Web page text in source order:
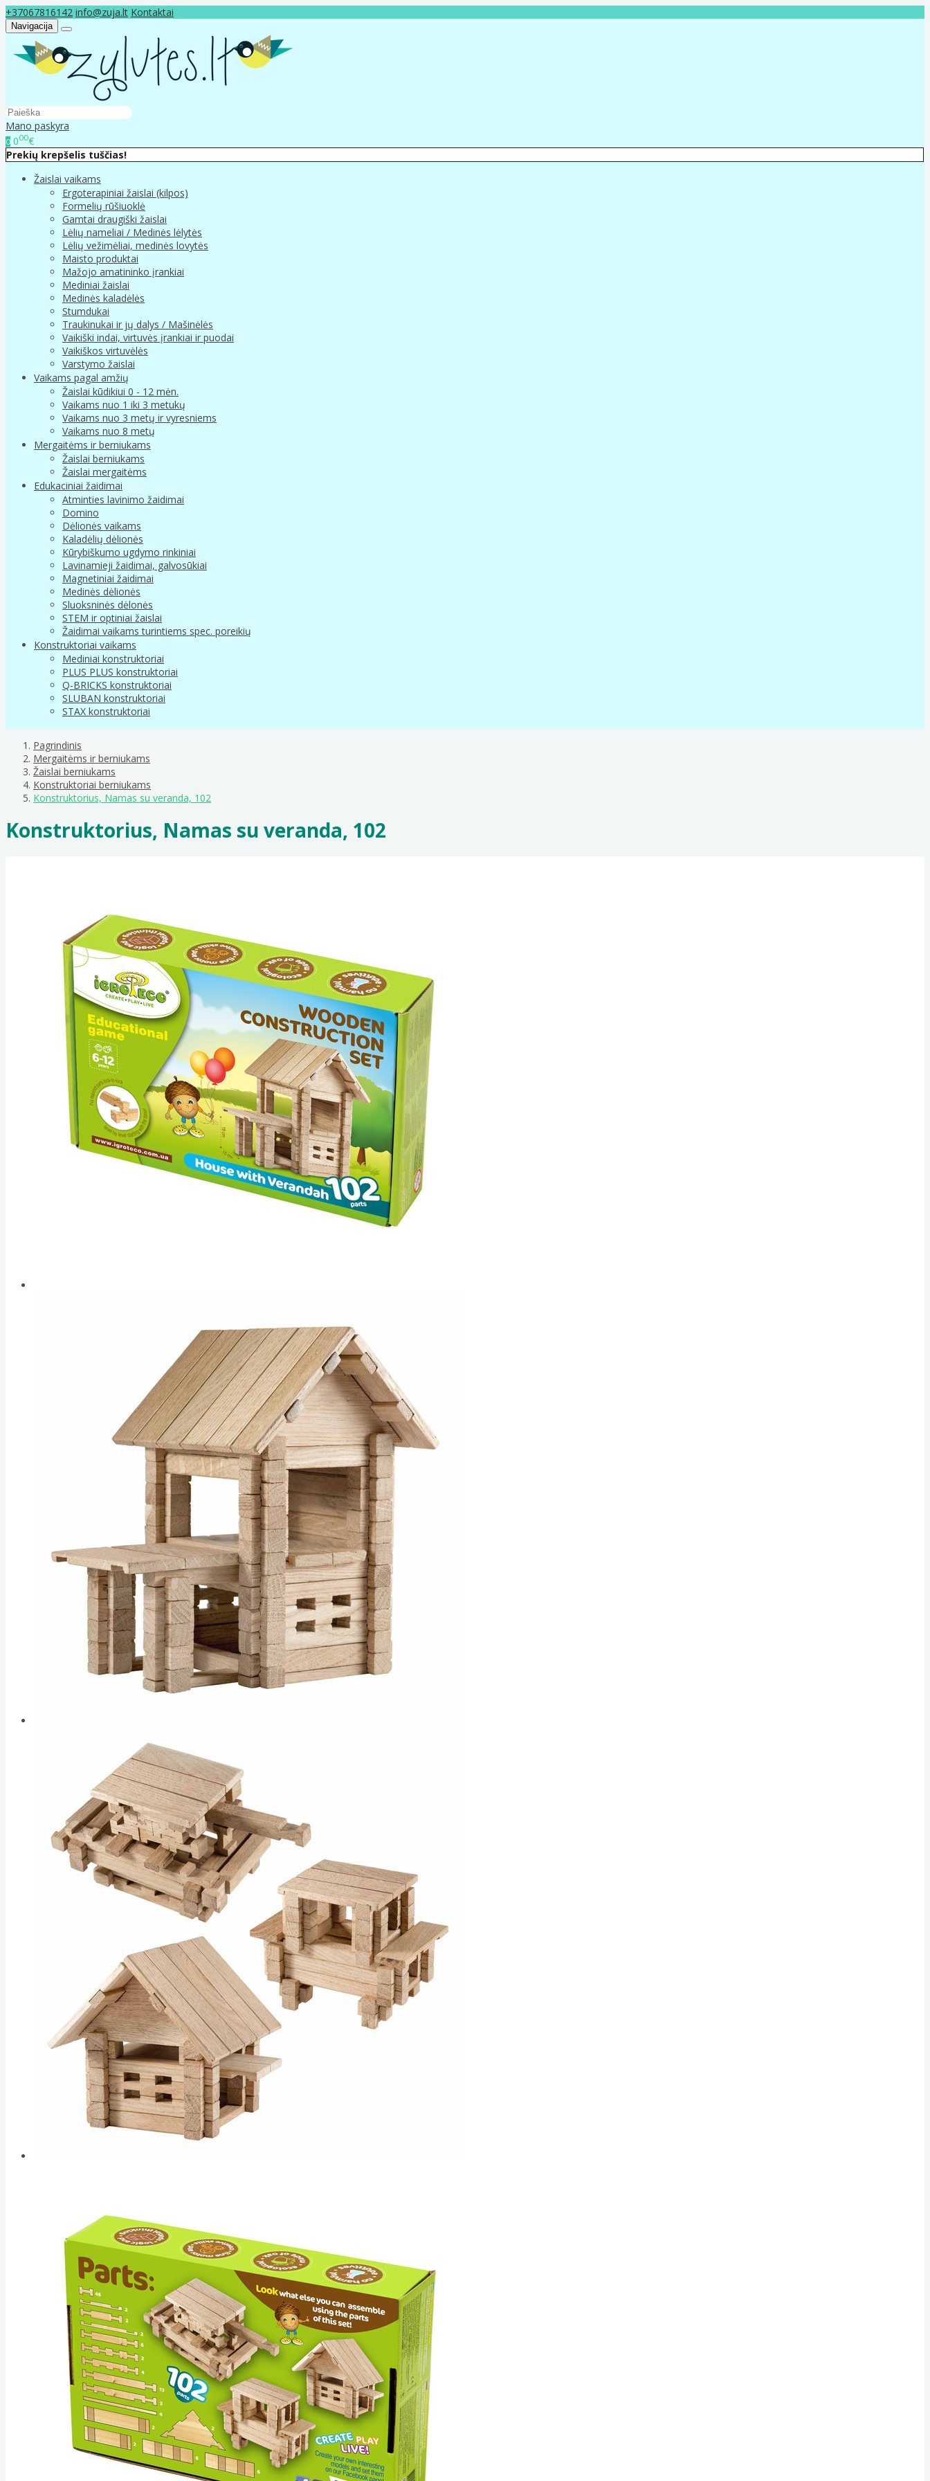
+37067816142 info@zuja.lt Kontaktai
Navigacija
Mano paskyra
0 000€
Prekių krepšelis tuščias!
Žaislai vaikams
Ergoterapiniai žaislai (kilpos)
Formelių rūšiuoklė
Gamtai draugiški žaislai
Lėlių nameliai / Medinės lėlytės
Lėlių vežimėliai, medinės lovytės
Maisto produktai
Mažojo amatininko įrankiai
Mediniai žaislai
Medinės kaladėlės
Stumdukai
Traukinukai ir jų dalys / Mašinėlės
Vaikiški indai, virtuvės įrankiai ir puodai
Vaikiškos virtuvėlės
Varstymo žaislai
Vaikams pagal amžių
Žaislai kūdikiui 0 - 12 mėn.
Vaikams nuo 1 iki 3 metukų
Vaikams nuo 3 metų ir vyresniems
Vaikams nuo 8 metų
Mergaitėms ir berniukams
Žaislai berniukams
Žaislai mergaitėms
Edukaciniai žaidimai
Atminties lavinimo žaidimai
Domino
Dėlionės vaikams
Kaladėlių dėlionės
Kūrybiškumo ugdymo rinkiniai
Lavinamieji žaidimai, galvosūkiai
Magnetiniai žaidimai
Medinės dėlionės
Sluoksninės dėlonės
STEM ir optiniai žaislai
Žaidimai vaikams turintiems spec. poreikių
Konstruktoriai vaikams
Mediniai konstruktoriai
PLUS PLUS konstruktoriai
Q-BRICKS konstruktoriai
SLUBAN konstruktoriai
STAX konstruktoriai
Pagrindinis
Mergaitėms ir berniukams
Žaislai berniukams
Konstruktoriai berniukams
Konstruktorius, Namas su veranda, 102
Konstruktorius, Namas su veranda, 102